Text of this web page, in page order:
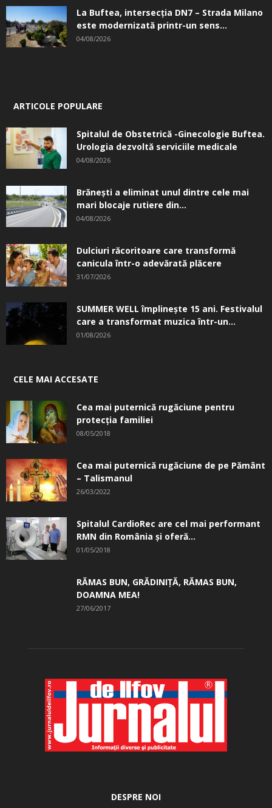
La Buftea, intersecţia DN7 – Strada Milano
este modernizată printr-un sens...
04/08/2026
ARTICOLE POPULARE
Spitalul de Obstetrică -Ginecologie Buftea.
Urologia dezvoltă serviciile medicale
04/08/2026
Brănești a eliminat unul dintre cele mai
mari blocaje rutiere din...
04/08/2026
Dulciuri răcoritoare care transformă
canicula într-o adevărată plăcere
31/07/2026
SUMMER WELL împlinește 15 ani. Festivalul
care a transformat muzica într-un...
01/08/2026
CELE MAI ACCESATE
Cea mai puternică rugăciune pentru
protecția familiei
08/05/2018
Cea mai puternică rugăciune de pe Pământ
– Talismanul
26/03/2022
Spitalul CardioRec are cel mai performant
RMN din România și oferă...
01/05/2018
RĂMAS BUN, GRĂDINIŢĂ, ­RĂMAS BUN,
DOAMNA MEA!
27/06/2017
DESPRE NOI